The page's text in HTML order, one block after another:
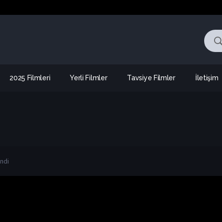
2025 Filmleri Yerli Filmler Tavsiye Filmler İletişim